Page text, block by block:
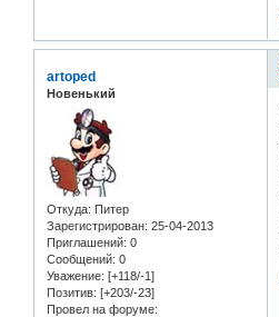
artoped
Новенький
Откуда: Питер
Зарегистрирован: 25-04-2013
Приглашений: 0
Сообщений: 0
Уважение: [+118/-1]
Позитив: [+203/-23]
Провел на форуме: